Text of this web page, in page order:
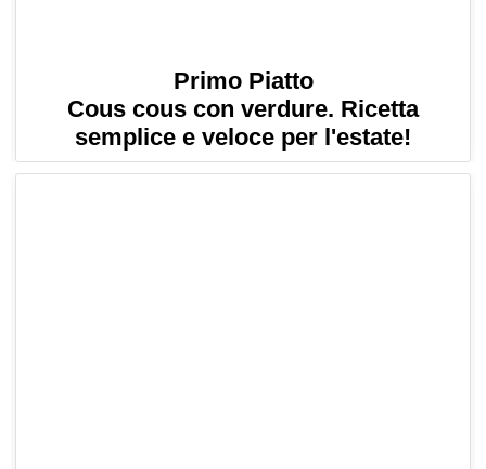
Primo Piatto
Cous cous con verdure. Ricetta
semplice e veloce per l'estate!